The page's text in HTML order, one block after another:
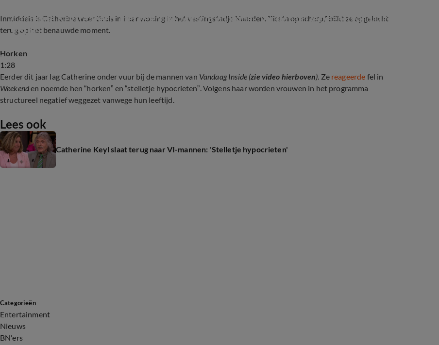
Inmiddels is Catherine weer thuis in haar woning in het vestingstadje Naarden. "Ik sta op scherp," blikt ze opgelucht
terug op het benauwde moment.
1:28
Catherine Keyl reageert met héérlijke zelfspot op kritiek van Johan Derksen  (Vandaag
Inside)
Horken
Eerder dit jaar lag Catherine onder vuur bij de mannen van Vandaag Inside (zie video hierboven). Ze reageerde fel in
Weekenden noemde hen “horken” en “stelletje hypocrieten”. Volgens haar worden vrouwen in het programma
structureel negatief weggezet vanwege hun leeftijd.
Lees ook
Catherine Keyl slaat terug naar VI-mannen: 'Stelletje hypocrieten'
Categorieën
Entertainment
Nieuws
BN'ers